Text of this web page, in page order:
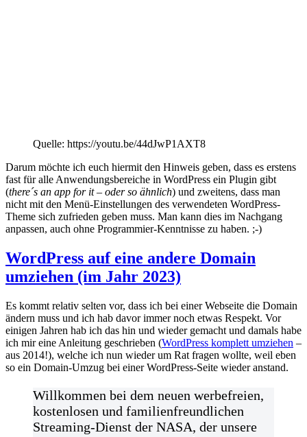
Quelle: https://youtu.be/44dJwP1AXT8
Darum möchte ich euch hiermit den Hinweis geben, dass es erstens
fast für alle Anwendungsbereiche in WordPress ein Plugin gibt
(there´s an app for it – oder so ähnlich) und zweitens, dass man
nicht mit den Menü-Einstellungen des verwendeten WordPress-
Theme sich zufrieden geben muss. Man kann dies im Nachgang
anpassen, auch ohne Programmier-Kenntnisse zu haben. ;-)
WordPress auf eine andere Domain
umziehen (im Jahr 2023)
Es kommt relativ selten vor, dass ich bei einer Webseite die Domain
ändern muss und ich hab davor immer noch etwas Respekt. Vor
einigen Jahren hab ich das hin und wieder gemacht und damals habe
ich mir eine Anleitung geschrieben (WordPress komplett umziehen –
aus 2014!), welche ich nun wieder um Rat fragen wollte, weil eben
so ein Domain-Umzug bei einer WordPress-Seite wieder anstand.
Willkommen bei dem neuen werbefreien,
kostenlosen und familienfreundlichen
Streaming-Dienst der NASA, der unsere